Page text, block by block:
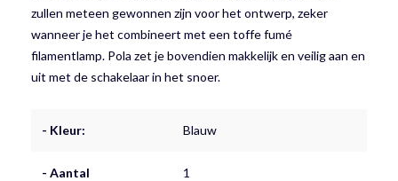
zullen meteen gewonnen zijn voor het ontwerp, zeker
wanneer je het combineert met een toffe fumé
filamentlamp. Pola zet je bovendien makkelijk en veilig aan en
uit met de schakelaar in het snoer.
- Kleur: Blauw
- Aantal
1